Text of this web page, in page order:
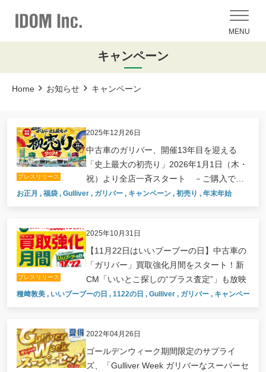
MENU
キャンペーン
Home お知らせ キャンペーン
2025年12月26日
プレスリリース
中古車のガリバー、開催13年目を迎える
「史上最大の初売り」2026年1月1日（木・
祝）より全店一斉スタート －ご購入で選
べる福袋！ “もれなく”プレゼント－
お正月 , 福袋 , Gulliver , ガリバー , キャンペーン , 初売り , 年末年始
2025年10月31日
プレスリリース
【11月22日はいいブーブーの日】中古車の
「ガリバー」買取強化月間をスタート！新
CM「いいとこ探しの“プラス査定”」も放映
種﨑敦美 , いいブーブーの日 , 1122の日 , Gulliver , ガリバー , キャンペーン
2022年04月26日
ゴールデンウィーク期間限定のサプライ
ズ、「Gulliver Week ガリバーなスーパーセ